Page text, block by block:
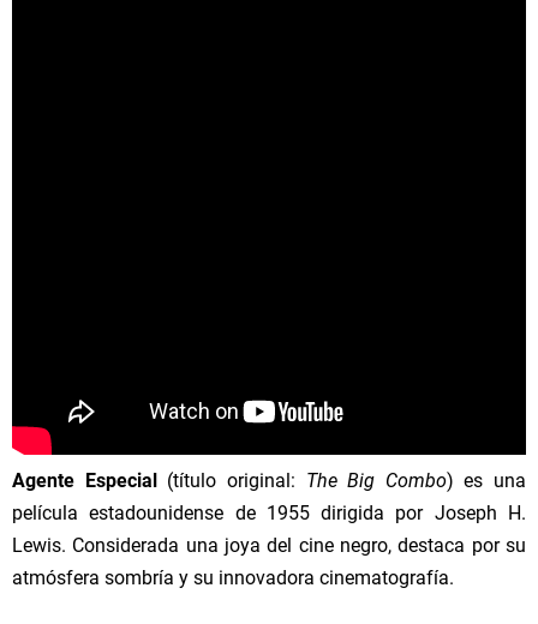
Agente Especial(título original: The Big Combo) es una
película estadounidense de 1955 dirigida por Joseph H.
Lewis. Considerada una joya del cine negro, destaca por su
atmósfera sombría y su innovadora cinematografía.